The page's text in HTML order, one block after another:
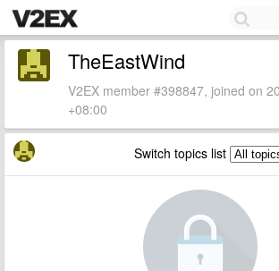
TheEastWind
V2EX member #398847, joined on
+08:00
Switch topics list